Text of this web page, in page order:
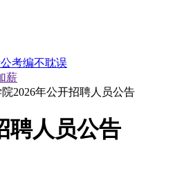
考编不耽误
薪
2026年公开招聘人员公告
聘人员公告